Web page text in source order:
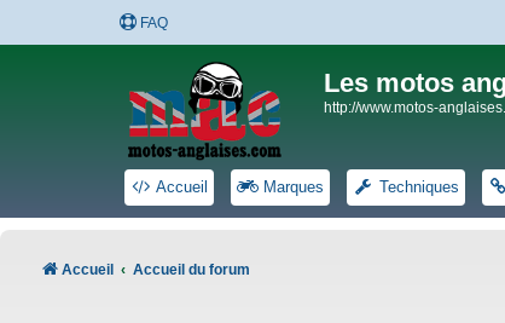
FAQ
Les motos
http://www.motos-
Accueil Marques Techniques
Accueil Accueil du forum